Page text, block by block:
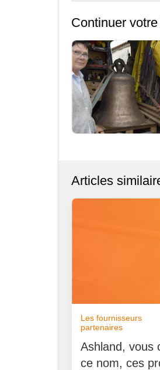
Continuer
Navigation
de
l’article
Articles
Les fournisseurs
partenaires
Ashland, vous
ce nom, ces